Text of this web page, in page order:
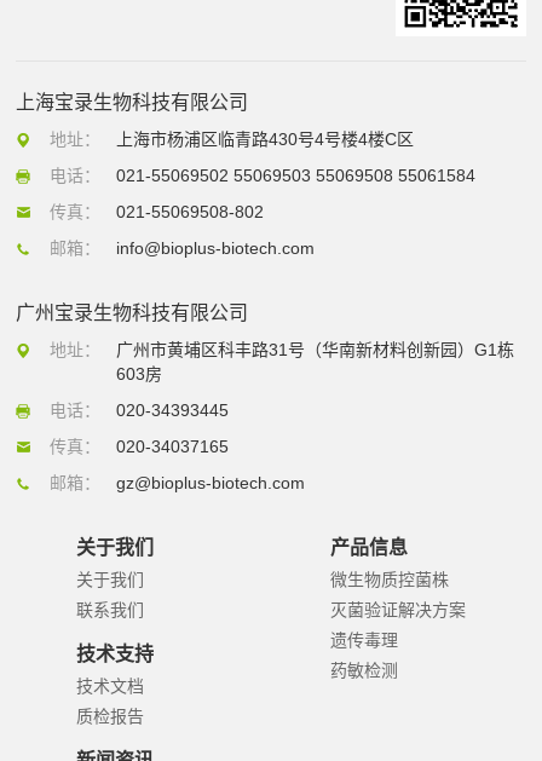
上海宝录生物科技有限公司
地址：
上海市杨浦区临青路430号4号楼4楼C区
电话：
021-55069502 55069503 55069508 55061584
传真：
021-55069508-802
邮箱：
info@bioplus-biotech.com
广州宝录生物科技有限公司
地址：
广州市黄埔区科丰路31号（华南新材料创新园）G1栋
603房
电话：
020-34393445
传真：
020-34037165
邮箱：
gz@bioplus-biotech.com
关于我们
关于我们
联系我们
技术支持
技术文档
质检报告
产品信息
微生物质控菌株
灭菌验证解决方案
遗传毒理
药敏检测